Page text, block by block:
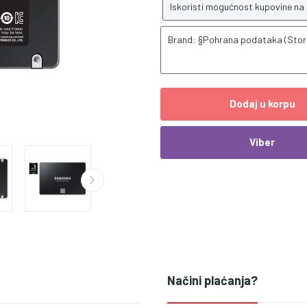
Iskoristi mogućnost kupovine
Brand: §Pohrana podataka
Dodaj u korpu
Viber
Načini plaćanja?